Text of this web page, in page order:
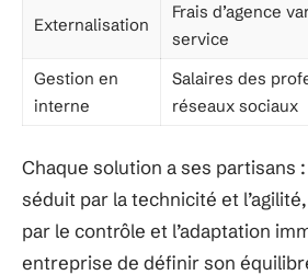
Externalisation
Frais d’agence
service
Gestion en
interne
Salaires des
réseaux sociaux
Chaque solution a ses partisans
séduit par la technicité et
par le contrôle et l’adaptation
entreprise de définir son